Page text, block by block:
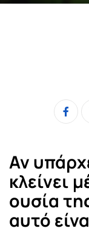
Αν
κλείνει
ουσία
αυτό